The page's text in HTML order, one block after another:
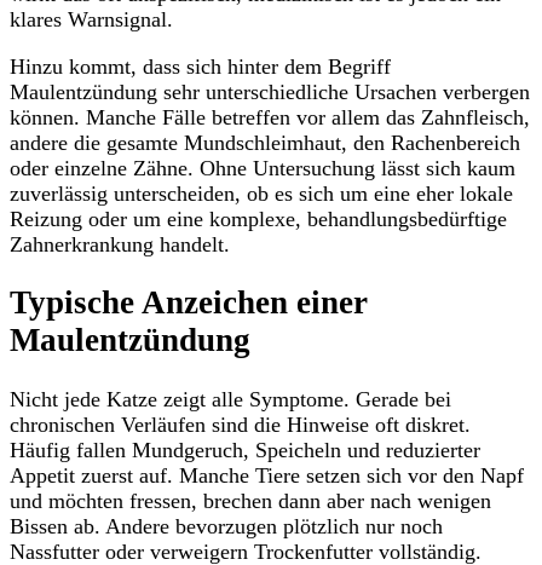
klares Warnsignal.
Hinzu kommt, dass sich hinter dem Begriff
Maulentzündung sehr unterschiedliche Ursachen verbergen
können. Manche Fälle betreffen vor allem das Zahnfleisch,
andere die gesamte Mundschleimhaut, den Rachenbereich
oder einzelne Zähne. Ohne Untersuchung lässt sich kaum
zuverlässig unterscheiden, ob es sich um eine eher lokale
Reizung oder um eine komplexe, behandlungsbedürftige
Zahnerkrankung handelt.
Typische Anzeichen einer
Maulentzündung
Nicht jede Katze zeigt alle Symptome. Gerade bei
chronischen Verläufen sind die Hinweise oft diskret.
Häufig fallen Mundgeruch, Speicheln und reduzierter
Appetit zuerst auf. Manche Tiere setzen sich vor den Napf
und möchten fressen, brechen dann aber nach wenigen
Bissen ab. Andere bevorzugen plötzlich nur noch
Nassfutter oder verweigern Trockenfutter vollständig.